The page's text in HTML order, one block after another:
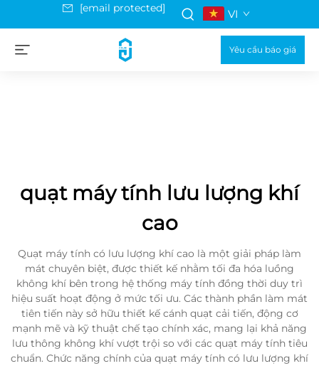
[email protected] VI
Yêu cầu báo giá
quạt máy tính lưu lượng khí
cao
Quạt máy tính có lưu lượng khí cao là một giải pháp làm
mát chuyên biệt, được thiết kế nhằm tối đa hóa luồng
không khí bên trong hệ thống máy tính đồng thời duy trì
hiệu suất hoạt động ở mức tối ưu. Các thành phần làm mát
tiên tiến này sở hữu thiết kế cánh quạt cải tiến, động cơ
mạnh mẽ và kỹ thuật chế tạo chính xác, mang lại khả năng
lưu thông không khí vượt trội so với các quạt máy tính tiêu
chuẩn. Chức năng chính của quạt máy tính có lưu lượng khí